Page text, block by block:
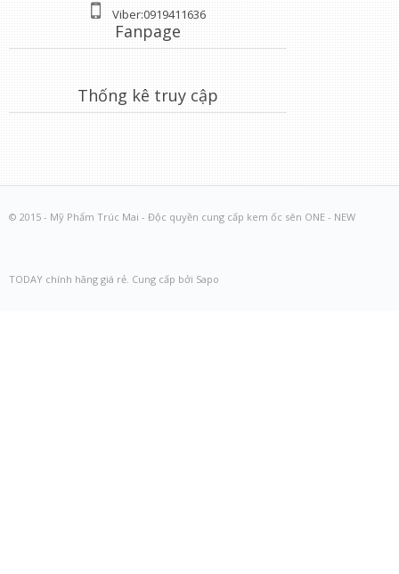
Viber:0919411636
Fanpage
Thống kê truy cập
© 2015 - Mỹ Phẩm Trúc Mai - Độc quyền cung cấp kem ốc sên ONE - NEW
TODAY chính hãng giá rẻ. Cung cấp bởi Sapo